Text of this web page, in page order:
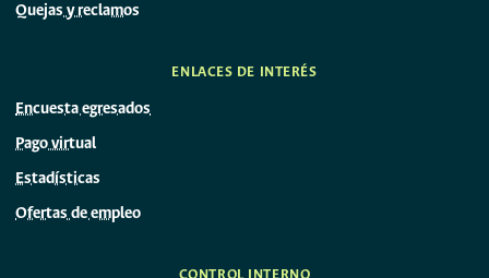
Quejas y reclamos
ENLACES DE INTERÉS
Encuesta egresados
Pago virtual
Estadísticas
Ofertas de empleo